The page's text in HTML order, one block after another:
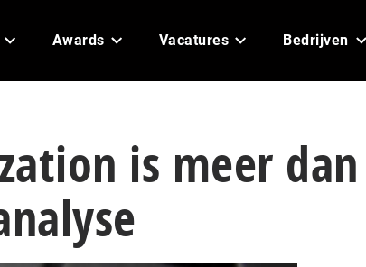
Awards Vacatures Bedrijven
is meer dan